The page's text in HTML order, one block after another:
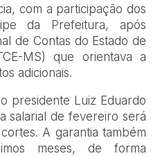
com a participação dos
da Prefeitura, após
de Contas do Estado de
MS) que orientava a
adicionais.
presidente Luiz Eduardo
salarial de fevereiro será
A garantia também
meses, de forma